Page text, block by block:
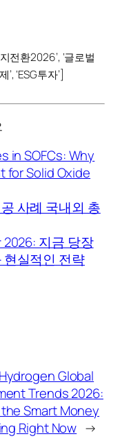
전환2026’, ‘글로벌
‘ESG투자’]
in SOFCs: Why
for Solid Oxide
사례 국내외 총
지금 당장
현실적인 전략
Global
Trends 2026:
Smart Money
Right Now →